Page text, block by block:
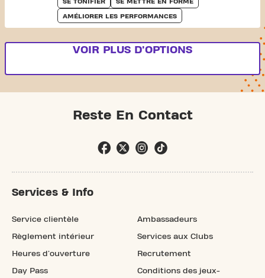
AMÉLIORER LES PERFORMANCES
VOIR PLUS D'OPTIONS
Reste En Contact
Services & Info
Service clientèle
Règlement intérieur
Heures d'ouverture
Day Pass
Ambassadeurs
Services aux Clubs
Recrutement
Conditions des jeux-